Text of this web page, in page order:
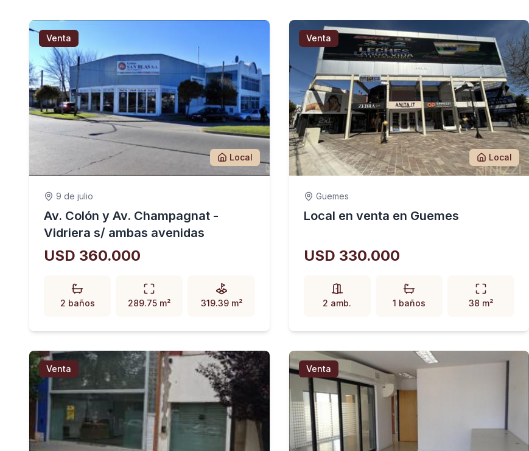
Venta
Local
9 de julio
Av. Colón y Av. Champagnat -
Vidriera s/ ambas avenidas
USD 360.000
2 baños 289.75 m² 319.39 m²
Venta
Local
Guemes
Local en venta en Guemes
USD 330.000
2 amb. 1 baños 38 m²
Venta Venta